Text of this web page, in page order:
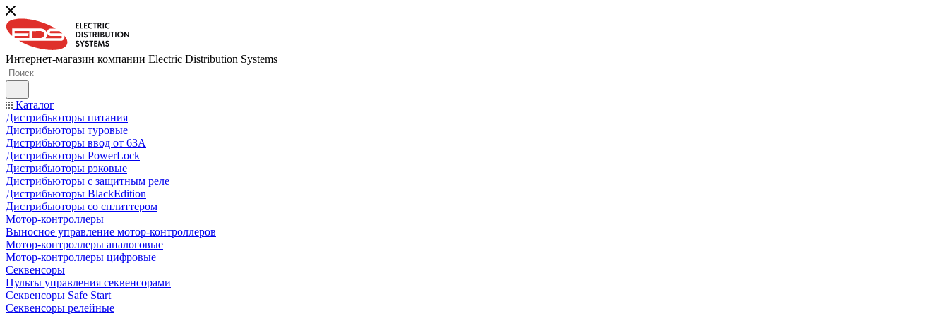
Интернет-магазин компании Electric Distribution Systems
Каталог
Дистрибьюторы питания
Дистрибьюторы туровые
Дистрибьюторы ввод от 63A
Дистрибьюторы PowerLock
Дистрибьюторы рэковые
Дистрибьюторы с защитным реле
Дистрибьюторы BlackEdition
Дистрибьюторы со сплиттером
Мотор-контроллеры
Выносное управление мотор-контроллеров
Мотор-контроллеры аналоговые
Мотор-контроллеры цифровые
Секвенсоры
Пульты управления секвенсорами
Секвенсоры Safe Start
Секвенсоры релейные